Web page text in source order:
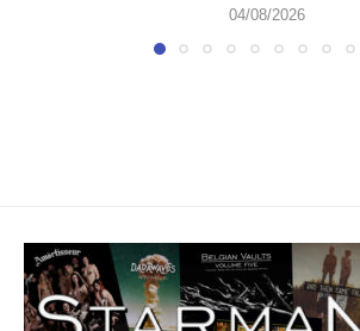
04/08/2026